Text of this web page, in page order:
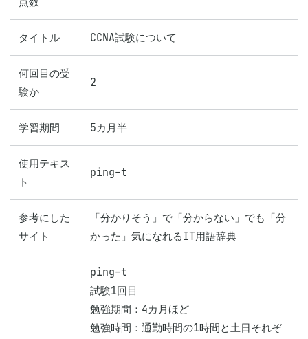
タイトル CCNA試験について
何回目の受
験か
2
学習期間 5カ月半
使用テキス
ト
ping-t
参考にした
サイト
「分かりそう」で「分からない」でも「分
ping-t
試験1回目
勉強期間：4カ月ほど
勉強時間：通勤時間の1時間と土日それぞ